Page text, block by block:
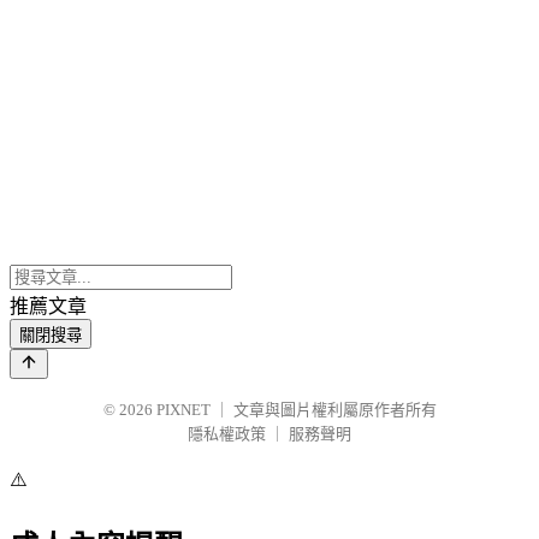
推薦文章
關閉搜尋
© 2026 PIXNET
文章與圖片權利屬原作者所有
隱私權政策
服務聲明
⚠️